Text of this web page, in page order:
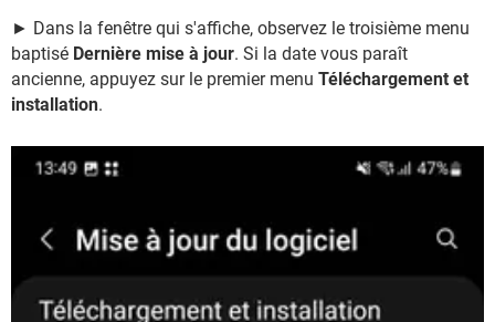
► Dans la fenêtre qui s'affiche, observez le troisième menu
baptisé Dernière mise à jour. Si la date vous paraît
ancienne, appuyez sur le premier menu Téléchargement et
installation.